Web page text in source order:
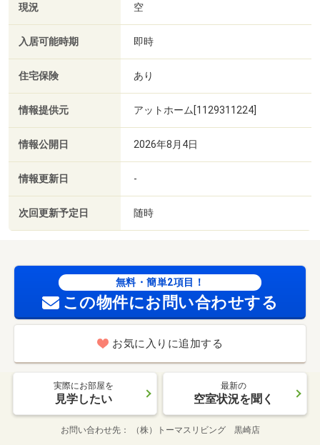
現況 空
入居可能時期 即時
住宅保険 あり
情報提供元 アットホーム[1129311224]
情報公開日 2026年8月4日
情報更新日 -
次回更新予定日 随時
無料・簡単2項目！
この物件にお問い合わせする
お気に入りに追加する
実際にお部屋を
見学したい
最新の
空室状況を聞く
お問い合わせ先 （株）トーマスリビング 黒崎店